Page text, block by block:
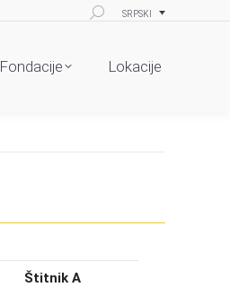
Search:SRPSKI
Fondacije Lokacije
Štitnik A